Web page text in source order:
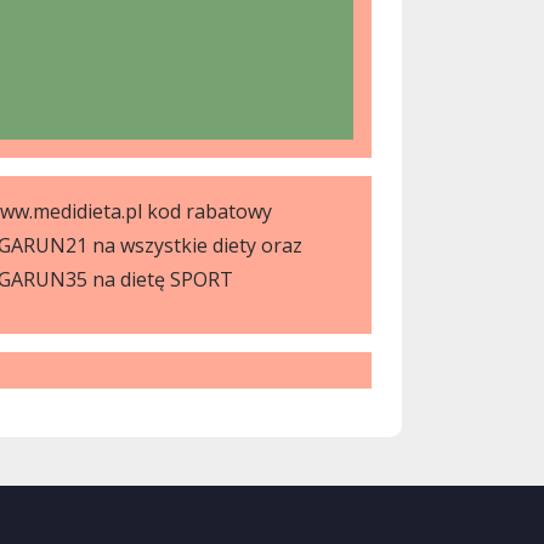
kod rabatowy
na wszystkie diety oraz
na dietę SPORT